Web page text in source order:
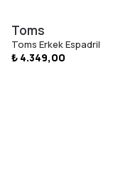
Toms
Toms Erkek Espadril
₺ 4.349,00